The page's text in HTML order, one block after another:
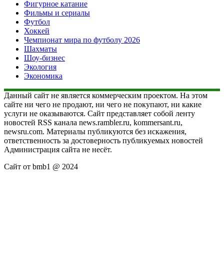
Фигурное катание
Фильмы и сериалы
Футбол
Хоккей
Чемпионат мира по футболу 2026
Шахматы
Шоу-бизнес
Экология
Экономика
Данный сайт не является коммерческим проектом. На этом
сайте ни чего не продают, ни чего не покупают, ни какие
услуги не оказываются. Сайт представляет собой ленту
новостей RSS канала news.rambler.ru, kommersant.ru,
newsru.com. Материалы публикуются без искажения,
ответственность за достоверность публикуемых новостей
Администрация сайта не несёт.
Сайт от bmb1 @ 2024